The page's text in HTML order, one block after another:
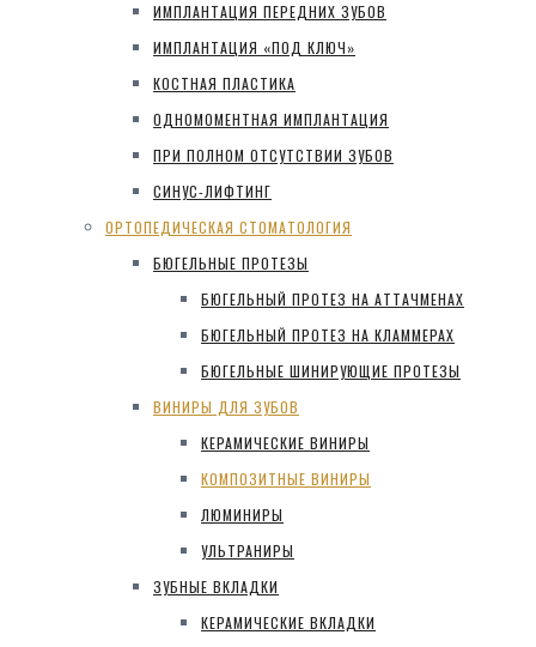
ИМПЛАНТАЦИЯ ПЕРЕДНИХ ЗУБОВ
ИМПЛАНТАЦИЯ «ПОД КЛЮЧ»
КОСТНАЯ ПЛАСТИКА
ОДНОМОМЕНТНАЯ ИМПЛАНТАЦИЯ
ПРИ ПОЛНОМ ОТСУТСТВИИ ЗУБОВ
СИНУС-ЛИФТИНГ
ОРТОПЕДИЧЕСКАЯ СТОМАТОЛОГИЯ
БЮГЕЛЬНЫЕ ПРОТЕЗЫ
БЮГЕЛЬНЫЙ ПРОТЕЗ НА АТТАЧМЕНАХ
БЮГЕЛЬНЫЙ ПРОТЕЗ НА КЛАММЕРАХ
БЮГЕЛЬНЫЕ ШИНИРУЮЩИЕ ПРОТЕЗЫ
ВИНИРЫ ДЛЯ ЗУБОВ
КЕРАМИЧЕСКИЕ ВИНИРЫ
КОМПОЗИТНЫЕ ВИНИРЫ
ЛЮМИНИРЫ
УЛЬТРАНИРЫ
ЗУБНЫЕ ВКЛАДКИ
КЕРАМИЧЕСКИЕ ВКЛАДКИ